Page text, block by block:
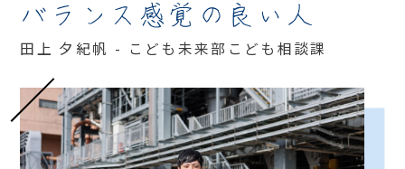
バランス感覚の良い人
田上 夕紀帆 - こども未来部こども相談課